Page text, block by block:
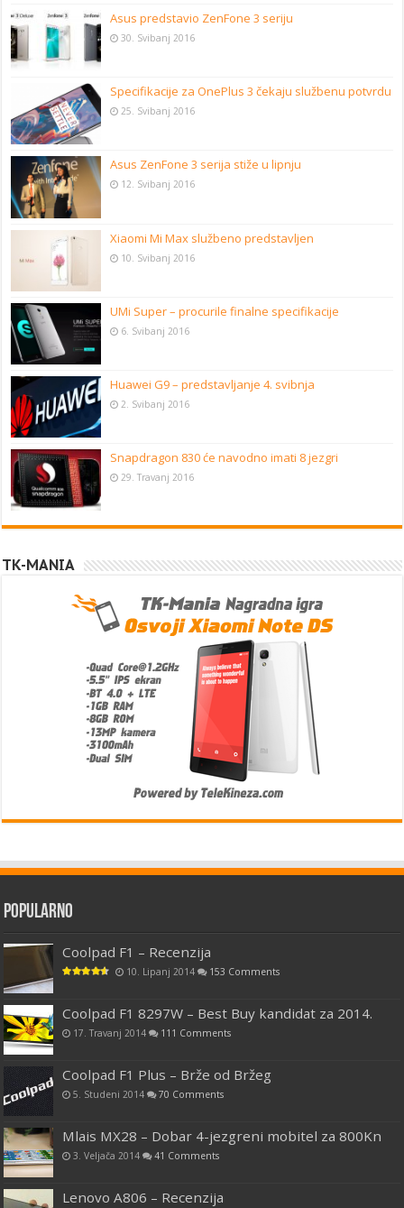
Asus predstavio ZenFone 3 seriju
30. Svibanj 2016
Specifikacije za OnePlus 3 čekaju službenu potvrdu
25. Svibanj 2016
Asus ZenFone 3 serija stiže u lipnju
12. Svibanj 2016
Xiaomi Mi Max službeno predstavljen
10. Svibanj 2016
UMi Super – procurile finalne specifikacije
6. Svibanj 2016
Huawei G9 – predstavljanje 4. svibnja
2. Svibanj 2016
Snapdragon 830 će navodno imati 8 jezgri
29. Travanj 2016
TK-MANIA
Popularno
Coolpad F1 – Recenzija
10. Lipanj 2014 153 Comments
Coolpad F1 8297W – Best Buy kandidat za 2014.
17. Travanj 2014 111 Comments
Coolpad F1 Plus – Brže od Bržeg
5. Studeni 2014 70 Comments
Mlais MX28 – Dobar 4-jezgreni mobitel za 800Kn
3. Veljača 2014 41 Comments
Lenovo A806 – Recenzija